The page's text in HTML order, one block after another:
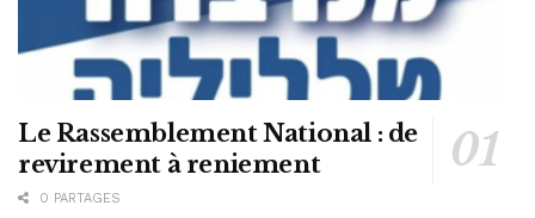
Le Rassemblement National : de
revirement à reniement
0 PARTAGES